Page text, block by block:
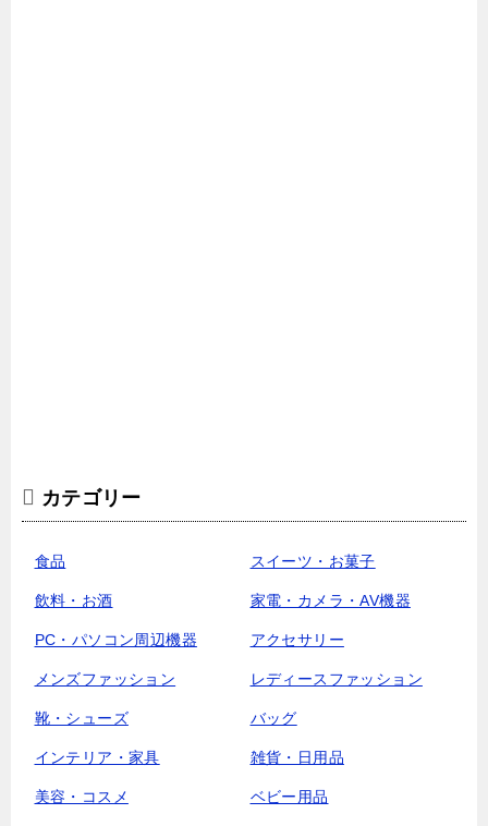
カテゴリー
食品 スイーツ・お菓子
飲料・お酒 家電・カメラ・AV機器
PC・パソコン周辺機器 アクセサリー
メンズファッション レディースファッション
靴・シューズ バッグ
インテリア・家具 雑貨・日用品
美容・コスメ ベビー用品